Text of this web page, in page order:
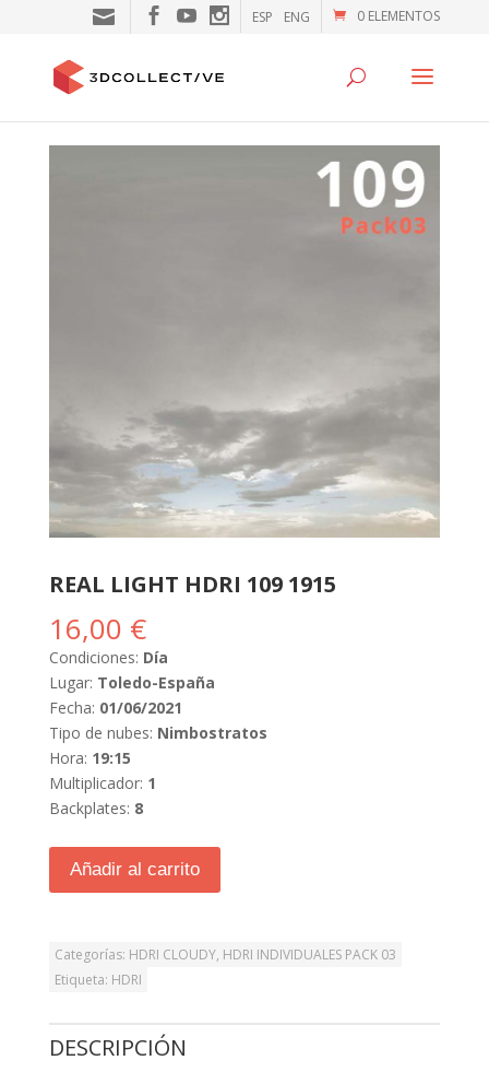
0 ELEMENTOS
ESP ENG
REAL LIGHT HDRI 109 1915
16,00 €
Condiciones: Día
Lugar: Toledo-España
Fecha: 01/06/2021
Tipo de nubes: Nimbostratos
Hora: 19:15
Multiplicador: 1
Backplates: 8
Añadir al carrito
Categorías: HDRI CLOUDY, HDRI INDIVIDUALES PACK 03
Etiqueta: HDRI
DESCRIPCIÓN